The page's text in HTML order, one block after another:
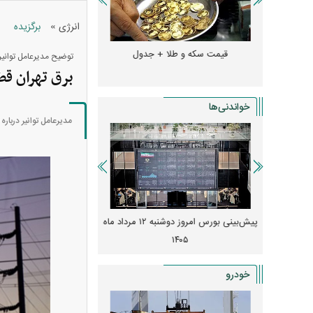
انرژی» برگزیده
توضیح مدیرعامل
برق تهران
مدیرعامل توانیر
قیمت سکه و طلا + جدول قیمت دلار، یورو و
خواندنی‌ها
پیش‌بینی بورس امروز دوشنبه ۱۲ مرداد ماه
۱۴۰۵
زنگ خطر انباشت نیاز
قیمت‌ها
خودرو